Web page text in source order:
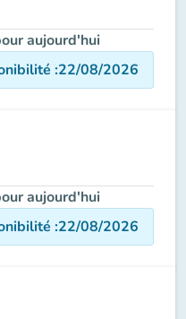
aujourd'hui
:22/08/2026
aujourd'hui
:22/08/2026